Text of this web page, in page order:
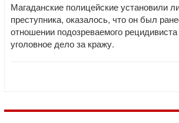
Магаданские полицейские установили
преступника, оказалось, что он был
отношении подозреваемого
уголовное дело за кражу.